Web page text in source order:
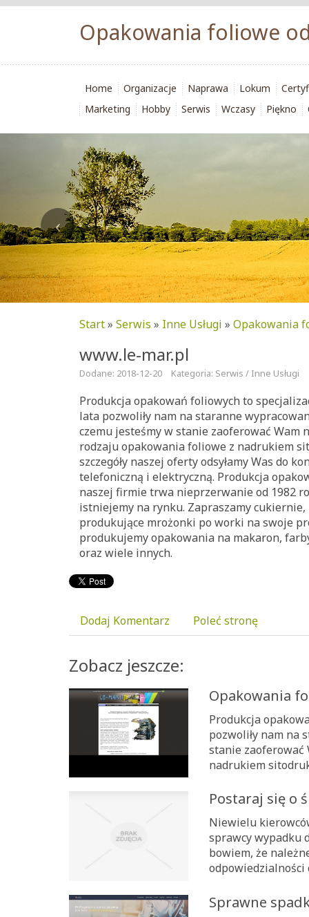
Opakowania foliowe
Home Organizacje Naprawa Lokum
Marketing
Hobby Serwis Wczasy Piękno
Start» Serwis » Inne Usługi » Opakowania
www.le-mar.pl
Dodane: 2018-12-20 Kategoria: Serwis / Inne Usługi
Produkcja opakowań foliowych to
lata pozwoliły nam na staranne
czemu jesteśmy w stanie zaoferować Wam
rodzaju opakowania foliowe z nadrukiem
szczegóły naszej oferty odsyłamy Was do
telefoniczną i elektryczną. Produkcja
naszej firmie trwa nieprzerwanie od 1982
istniejemy na rynku. Zapraszamy
produkujące mrożonki po worki na swoje
produkujemy opakowania na makaron,
oraz wiele innych.
Dodaj Komentarz Poleć stronę
Zobacz jeszcze:
Opakowania
Produkcja
pozwoliły nam na
stanie zaoferować
nadrukiem
Postaraj się o
Niewielu
sprawcy wypadku
bowiem, że
Sprawne